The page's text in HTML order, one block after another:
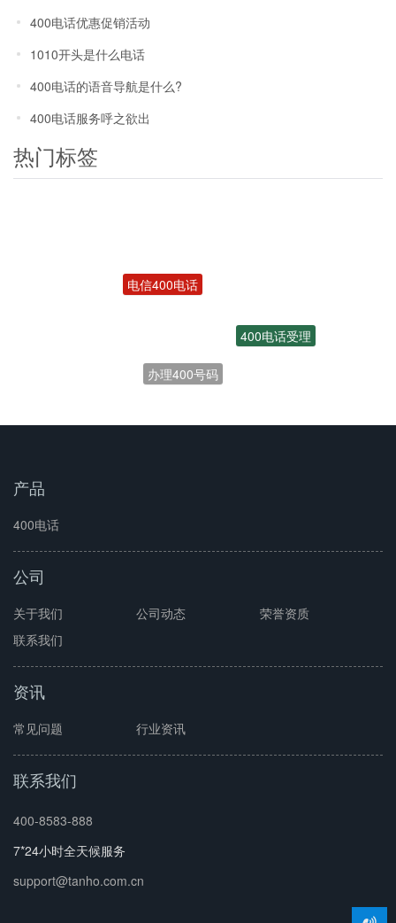
400电话优惠促销活动
1010开头是什么电话
400电话的语音导航是什么?
400电话服务呼之欲出
热门标签
400电话受理
产品
400电话
公司
关于我们 公司动态
荣誉资质
联系我们
资讯
常见问题 行业资讯
联系我们
400-8583-888
7*24小时全天候服务
support@tanho.com.cn